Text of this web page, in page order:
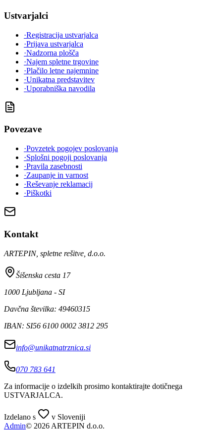
Ustvarjalci
·Registracija ustvarjalca
·Prijava ustvarjalca
·Nadzorna plošča
·Najem spletne trgovine
·Plačilo letne najemnine
·Unikatna predstavitev
·Uporabniška navodila
Povezave
·Povzetek pogojev poslovanja
·Splošni pogoji poslovanja
·Pravila zasebnosti
·Zaupanje in varnost
·Reševanje reklamacij
·Piškotki
Kontakt
ARTEPIN, spletne rešitve, d.o.o.
Šišenska cesta 17
1000 Ljubljana - SI
Davčna številka: 49460315
IBAN: SI56 6100 0002 3812 295
info@unikatnatrznica.si
070 783 641
Za informacije o izdelkih prosimo kontaktirajte dotičnega
USTVARJALCA.
Izdelano s
v Sloveniji
Admin© 2026 ARTEPIN d.o.o.